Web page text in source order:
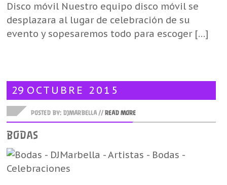
Disco móvil Nuestro equipo disco móvil se
desplazara al lugar de celebración de su
evento y sopesaremos todo para escoger […]
29 OCTUBRE 2015
POSTED BY: DJMARBELLA //READ MORE
BODAS